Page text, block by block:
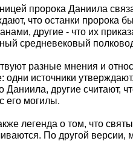
пророка Даниила
что останки пророка
другие - что их
средневековый
разные мнения и
одни источники
Даниила, другие считают,
его могилы.
легенда о том, что
По другой версии,